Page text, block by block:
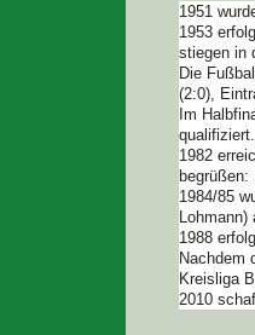
1951
1953
stiegen in
Die
(2:0),
Im
1982
1984/85
1988
Nachdem
Kreisliga
2010